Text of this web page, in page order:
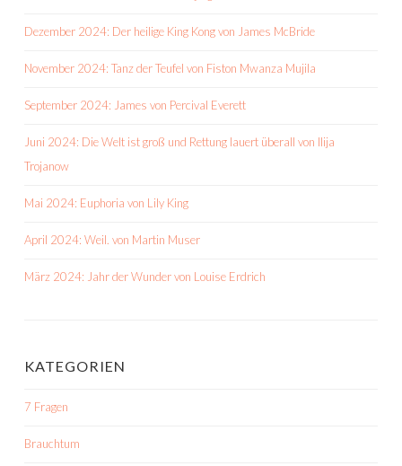
Dezember 2024: Der heilige King Kong von James McBride
November 2024: Tanz der Teufel von Fiston Mwanza Mujila
September 2024: James von Percival Everett
Juni 2024: Die Welt ist groß und Rettung lauert überall von Ilija
Trojanow
Mai 2024: Euphoria von Lily King
April 2024: Weil. von Martin Muser
März 2024: Jahr der Wunder von Louise Erdrich
KATEGORIEN
7 Fragen
Brauchtum